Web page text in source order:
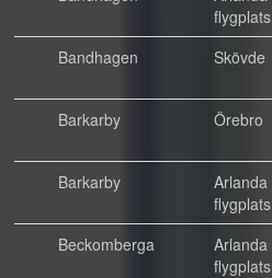
flygplats
Bandhagen
Skövde
Barkarby
Örebro
Barkarby
Arlanda
flygplats
Beckomberga
Arlanda
flygplats